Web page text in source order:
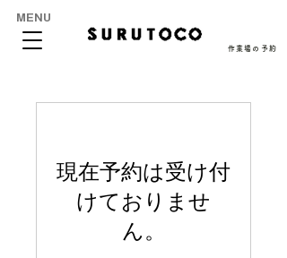
MENU
作業場の予約
現在予約は受け付
けておりませ
ん。